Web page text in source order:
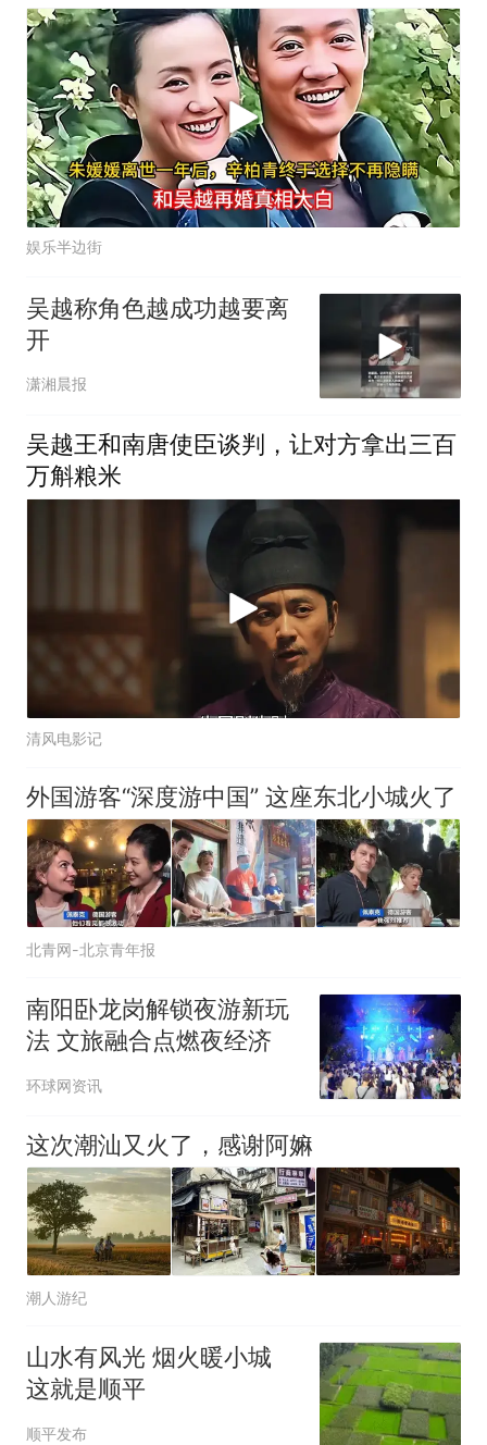
娱乐半边街
吴越称角色越成功越要离
开
潇湘晨报
吴越王和南唐使臣谈判，让对方拿出三百
万斛粮米
清风电影记
外国游客“深度游中国” 这座东北小城火了
北青网-北京青年报
南阳卧龙岗解锁夜游新玩
法 文旅融合点燃夜经济
环球网资讯
这次潮汕又火了，感谢阿嫲
潮人游纪
山水有风光 烟火暖小城
这就是顺平
顺平发布